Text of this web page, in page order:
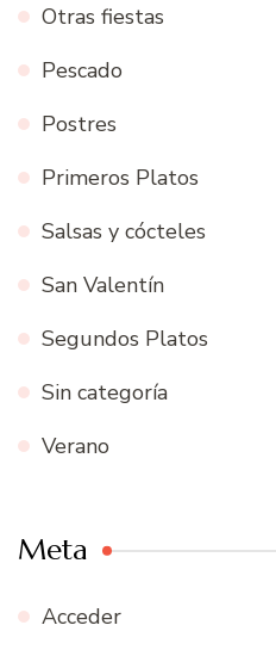
Otras fiestas
Pescado
Postres
Primeros Platos
Salsas y cócteles
San Valentín
Segundos Platos
Sin categoría
Verano
Meta
Acceder